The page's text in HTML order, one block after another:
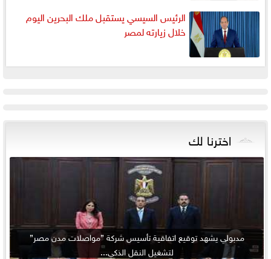
الرئيس السيسي يستقبل ملك البحرين اليوم
خلال زيارته لمصر
اخترنا لك
مدبولي يشهد توقيع اتفاقية تأسيس شركة ”مواصلات مدن مصر”
لتشغيل النقل الذكي...